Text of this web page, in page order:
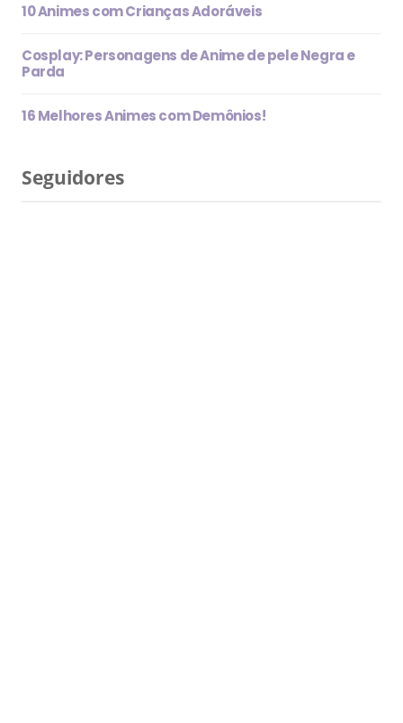
10 Animes com Crianças Adoráveis
Cosplay: Personagens de Anime de pele Negra e
Parda
16 Melhores Animes com Demônios!
Seguidores